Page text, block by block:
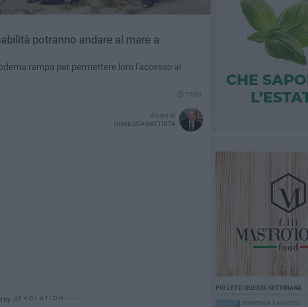
potranno andare al mare a
rampa per permettere loro l'accesso al
15.03
A cura di
GIANLUCA BATTISTA
by
PIÙ LETTI QUESTA SETTIMANA
DOMENICA 2 AGOSTO